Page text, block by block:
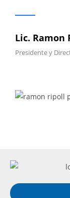
Lic. Ramon
Presidente y